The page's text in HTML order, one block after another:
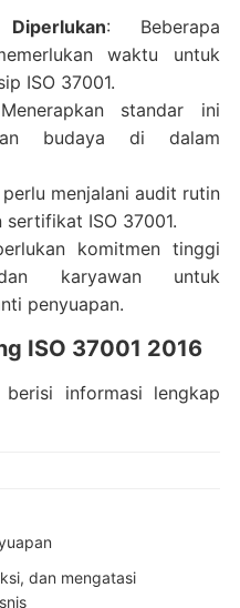
: Beberapa
waktu untuk
ISO 37001.
standar ini
budaya di dalam
perlu menjalani audit rutin
ISO 37001.
komitmen tinggi
karyawan untuk
penyuapan.
ISO 37001 2016
informasi lengkap
dan mengatasi